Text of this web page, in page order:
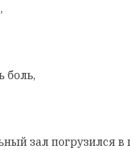
боль,
зал погрузился